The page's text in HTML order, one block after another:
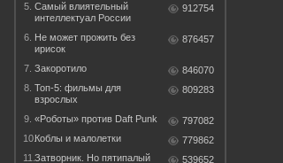
5. Самый влиятельный
интеллектуал России
912754
6. Не может прожить без
ирисок
876457
7. Закоротило
846070
8. Топ-5: фильмы для
взрослых
809283
9. «Роботы» против Daft Punk
797082
10.Коблы и малолетки
779862
11.Затворник. Но пятипалый
539652